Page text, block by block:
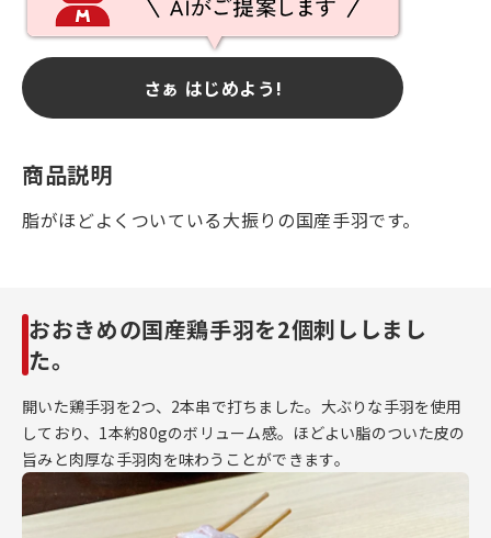
さぁ はじめよう!
商品説明
脂がほどよくついている大振りの国産手羽です。
おおきめの国産鶏手羽を2個刺ししまし
た。
開いた鶏手羽を2つ、2本串で打ちました。大ぶりな手羽を使用
しており、1本約80gのボリューム感。ほどよい脂のついた皮の
旨みと肉厚な手羽肉を味わうことができます。